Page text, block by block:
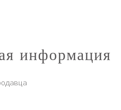
информация